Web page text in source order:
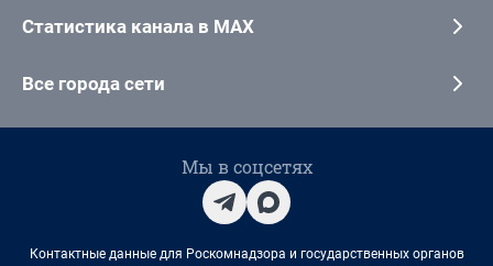
Статистика канала в MAX
Все города сети
Мы в соцсетях
Контактные данные для Роскомнадзора и государственных органов